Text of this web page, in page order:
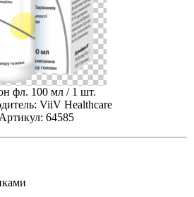
фл. 100 мл / 1 шт.
ViiV Healthcare
Артикул: 64585